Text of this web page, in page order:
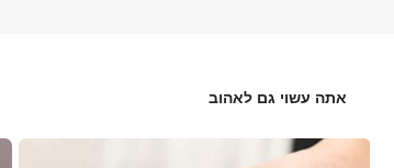
אתה עשוי גם לאהוב